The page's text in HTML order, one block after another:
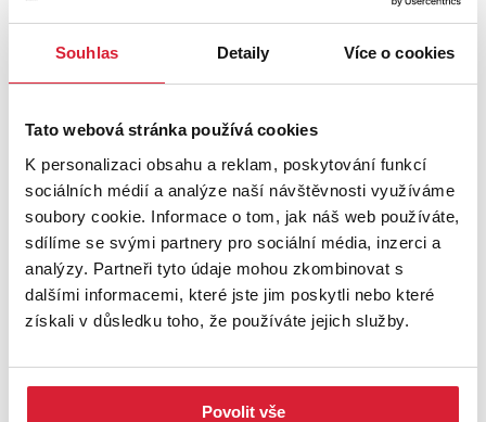
Souhlas Detaily Více o cookies
Tato webová stránka používá cookies
K personalizaci obsahu a reklam, poskytování funkcí
sociálních médií a analýze naší návštěvnosti využíváme
soubory cookie. Informace o tom, jak náš web používáte,
sdílíme se svými partnery pro sociální média, inzerci a
analýzy. Partneři tyto údaje mohou zkombinovat s
dalšími informacemi, které jste jim poskytli nebo které
získali v důsledku toho, že používáte jejich služby.
Povolit vše
Prodej bytu 3+1 141 m2, Malešovice
7 900 000 Kč